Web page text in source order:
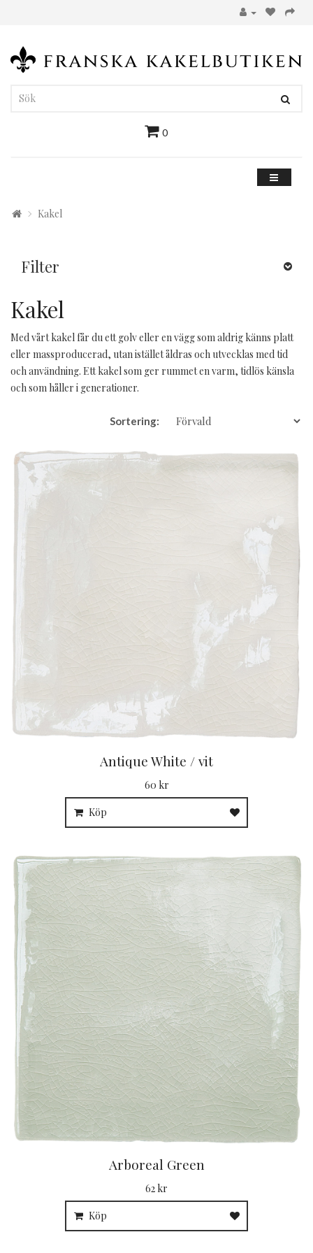
0
Kakel
Filter
Kakel
Med vårt kakel får du ett golv eller en vägg som aldrig känns platt
eller massproducerad, utan istället åldras och utvecklas med tid
och användning. Ett kakel som ger rummet en varm, tidlös känsla
och som håller i generationer.
Sortering:
Antique White / vit
60 kr
Köp
Arboreal Green
62 kr
Köp